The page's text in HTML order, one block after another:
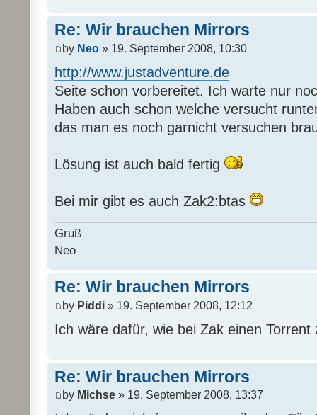
Re: Wir brauchen Mirrors
by Neo » 19. September 2008, 10:30
http://www.justadventure.de
Seite schon vorbereitet. Ich warte nur
Haben auch schon welche versucht
das man es noch garnicht versuchen
Lösung ist auch bald fertig
Bei mir gibt es auch Zak2:btas
Gruß
Neo
Re: Wir brauchen Mirrors
by Piddi » 19. September 2008, 12:12
Ich wäre dafür, wie bei Zak einen Torrent
Re: Wir brauchen Mirrors
by Michse » 19. September 2008, 13:37